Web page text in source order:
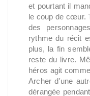
et pourtant il
le coup de cœur.
des
rythme du récit
plus, la fin
reste du livre.
héros agit
Archer d'une
dérangée